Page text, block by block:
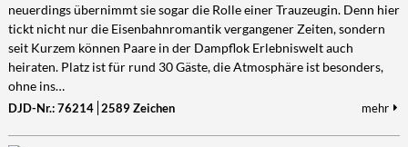
neuerdings übernimmt sie sogar die Rolle einer Trauzeugin. Denn hier
tickt nicht nur die Eisenbahnromantik vergangener Zeiten, sondern
seit Kurzem können Paare in der Dampflok Erlebniswelt auch
heiraten. Platz ist für rund 30 Gäste, die Atmosphäre ist besonders,
ohne ins…
DJD-Nr.: 76214 2589 Zeichen mehr